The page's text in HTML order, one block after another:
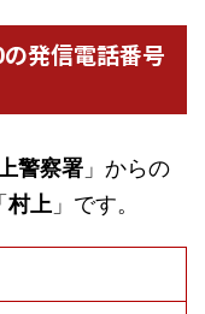
発信電話番号
警察署 」からの
村上 」です。